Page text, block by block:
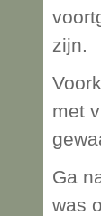
zijn.
met
Ga
was